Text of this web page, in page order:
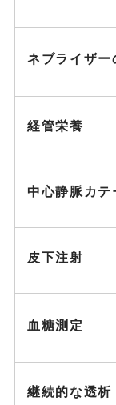
ネブライザー
経管栄養
中心静脈カテ
皮下注射
血糖測定
継続的な透析